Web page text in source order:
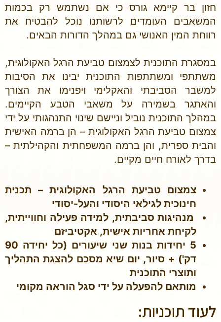
חזון בר קיימא גורס כי אם נשתמש רק בכמות
המשאבים העומדים לרשותנו נוכל להבטיח את
רווחת המין האנושי גם במהלך הדורות הבאים.
במסגרת התוכנית לצמצום טביעת הרגל האקולוגית,
משתתפי ומשתתפות התוכנית יבינו את הסיבות
למשבר הסביבתי והאקלימי ויפנימו את הצורך
והאתגר בשמירה על משאבי הטבע הקיימים.
במהלך התוכנית נוביל וניישם שינוי התנהגותי על ידי
צמצום טביעת הרגל האקולוגית – הן ברמה האישית
והבית ספרית, והן ברמה המשפחתית והקהילתית –
בדרך לאורח חיים מקיים.
צמצום טביעת הרגל האקולוגית – תכנית
חינוכית לגילאי היסודי והעל-יסודי
מנהיגות סביבתית, למידה פעילה וחווייתית,
לקיחת אחריות אישית, אקטיביזם
5 יחידות בנות שני שיעורים (כל יחידה 90
דק') + סיור, יום שיא מסכם להצגת התהליך
ותוצרי התוכנית
מותאם להפעלה על ידי סגל הוראה מקומי
לעוד תוכניות: